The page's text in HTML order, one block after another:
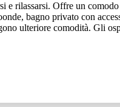
e rilassarsi. Offre un
bagno privato con
ulteriore comodità. Gli